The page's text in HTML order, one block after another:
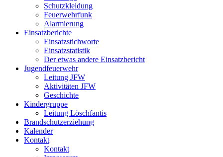
Schutzkleidung
Feuerwehrfunk
Alarmierung
Einsatzberichte
Einsatzstichworte
Einsatzstatistik
Der etwas andere Einsatzbericht
Jugendfeuerwehr
Leitung JFW
Aktivitäten JFW
Geschichte
Kindergruppe
Leitung Löschfantis
Brandschutzerziehung
Kalender
Kontakt
Kontakt